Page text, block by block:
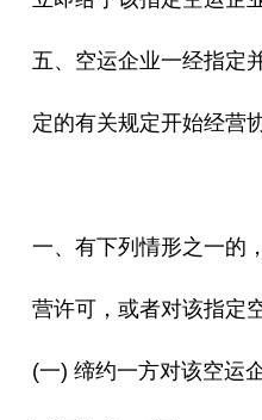
五、空运企业一经指定并
定的有关规定开始经营协
一、有下列情形之一的，
营许可，或者对该指定空
(一) 缔约一方对该空运企